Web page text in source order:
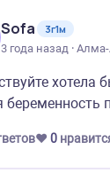
Sofa
3г1м
3 года назад ·
хотела
беременность
❤️ 0